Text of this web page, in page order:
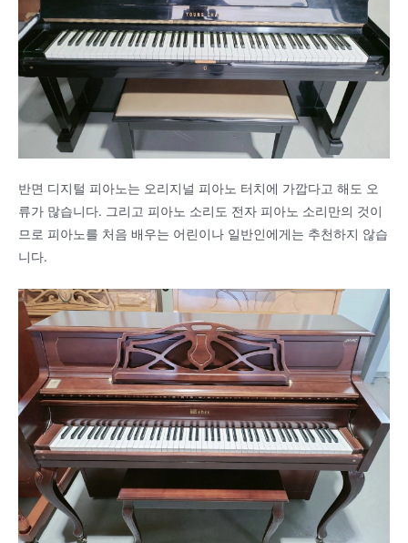
반면 디지털 피아노는 오리지널 피아노 터치에 가깝다고 해도 오
류가 많습니다. 그리고 피아노 소리도 전자 피아노 소리만의 것이
므로 피아노를 처음 배우는 어린이나 일반인에게는 추천하지 않습
니다.